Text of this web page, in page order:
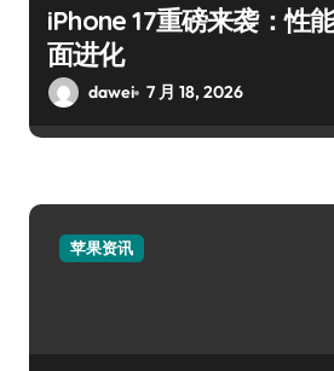
iPhone 17重磅来袭：性
面进化
dawei 7 月 18, 2026
苹果资讯